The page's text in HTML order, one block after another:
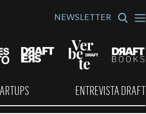
NEWSLETTER
ENTREVISTA DRAFT